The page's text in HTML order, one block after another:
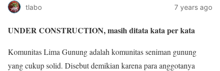
tlabo 7 years ago
UNDER CONSTRUCTION, masih ditata kata per kata
Komunitas Lima Gunung adalah komunitas seniman gunung
yang cukup solid. Disebut demikian karena para anggotanya